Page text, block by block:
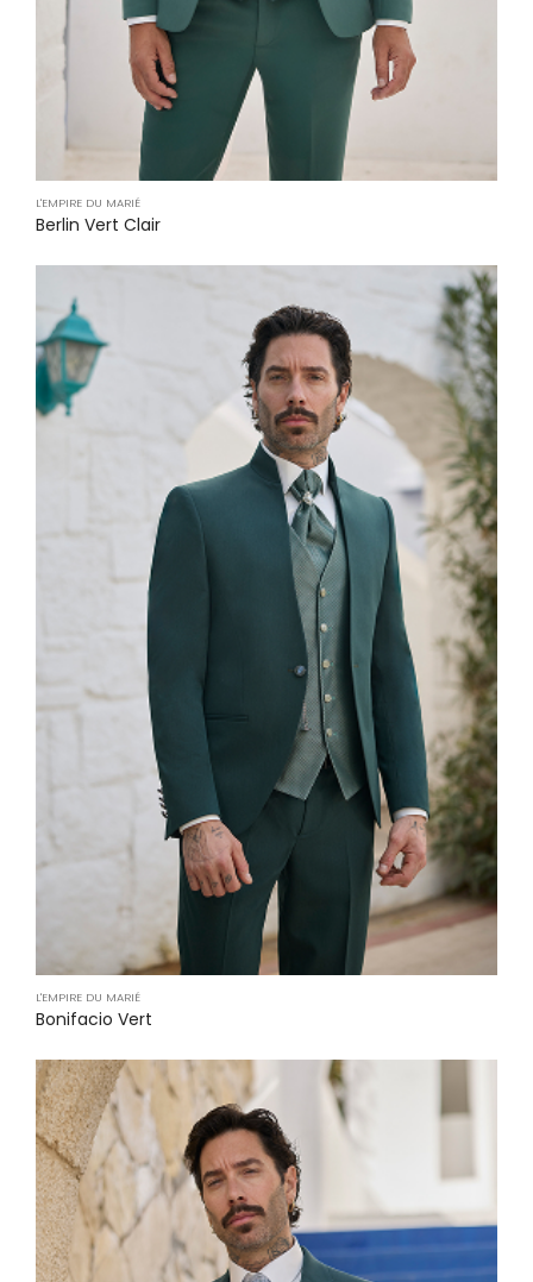
L'EMPIRE DU MARIÉ
Berlin Vert Clair
L'EMPIRE DU MARIÉ
Bonifacio Vert